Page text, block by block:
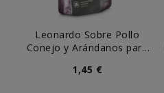
Leonardo Sobre Pollo
Conejo y Arándanos para
1,45 €